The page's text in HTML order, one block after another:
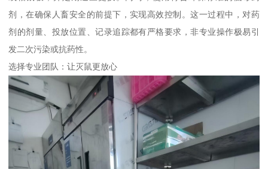
剂，在确保人畜安全的前提下，实现高效控制。这一过程中，对药
剂的剂量、投放位置、记录追踪都有严格要求，非专业操作极易引
发二次污染或抗药性。
选择专业团队：让灭鼠更放心